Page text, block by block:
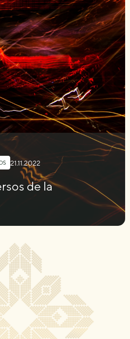
21.11.2022
de la